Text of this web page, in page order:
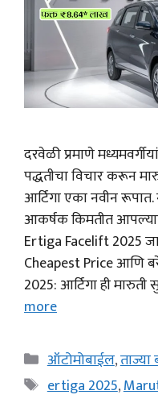
दरवेळी प्रमाणे
पद्धतीचा विचार करून
आर्टिगा एका नवीन
आकर्षक किमतीत
Ertiga Facelift 2025
Cheapest Price आणि
2025: आर्टिगा ही मारुती
more
Categories
ऑटोमोबाईल,ताज्या
Tags
ertiga 2025,